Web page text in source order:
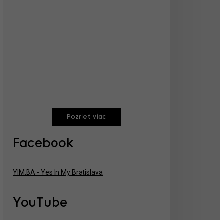
Pozrieť viac
Facebook
YIM.BA - Yes In My Bratislava
YouTube